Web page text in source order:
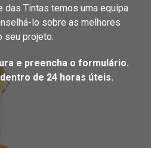
das Tintas temos uma equipa
lo sobre as melhores
seu projeto.
e preencha o formulário.
de 24 horas úteis.